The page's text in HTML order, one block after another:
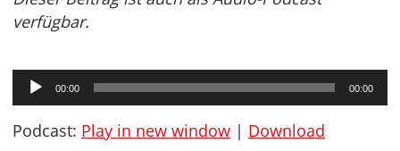
verfügbar.
Audio-
Player
00:00 00:00
Podcast: Play in new window | Download